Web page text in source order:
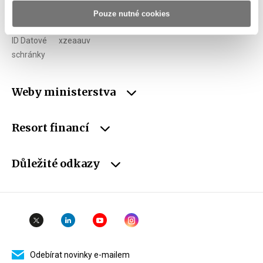
Pouze nutné cookies
CZ00006947
ID Datové
schránky
xzeaauv
Weby ministerstva
Resort financí
Důležité odkazy
Odebírat novinky e-mailem